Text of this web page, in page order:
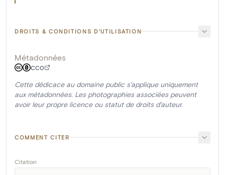
DROITS & CONDITIONS D'UTILISATION
Métadonnées
CC0
Cette dédicace au domaine public s'applique uniquement
aux métadonnées. Les photographies associées peuvent
avoir leur propre licence ou statut de droits d'auteur.
COMMENT CITER
Citation